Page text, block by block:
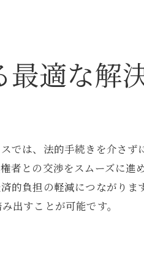
適な解
では、法的手続きを介さず
者との交渉をスムーズに進
負担の軽減につながりま
出すことが可能です。